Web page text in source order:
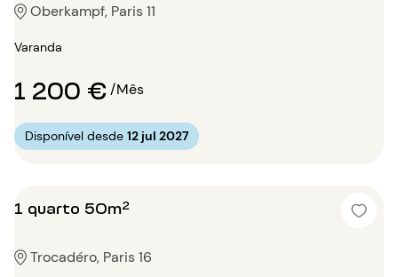
Oberkampf, Paris 11
Varanda
1 200 €/Mês
Disponível desde 12 jul 2027
1 quarto 50m²
Trocadéro, Paris 16